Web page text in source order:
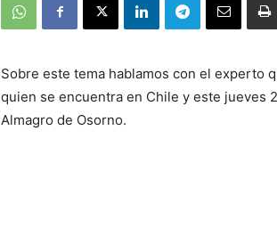
Sobre este tema hablamos con el experto
quien se encuentra en Chile y este jueves
Almagro de Osorno.